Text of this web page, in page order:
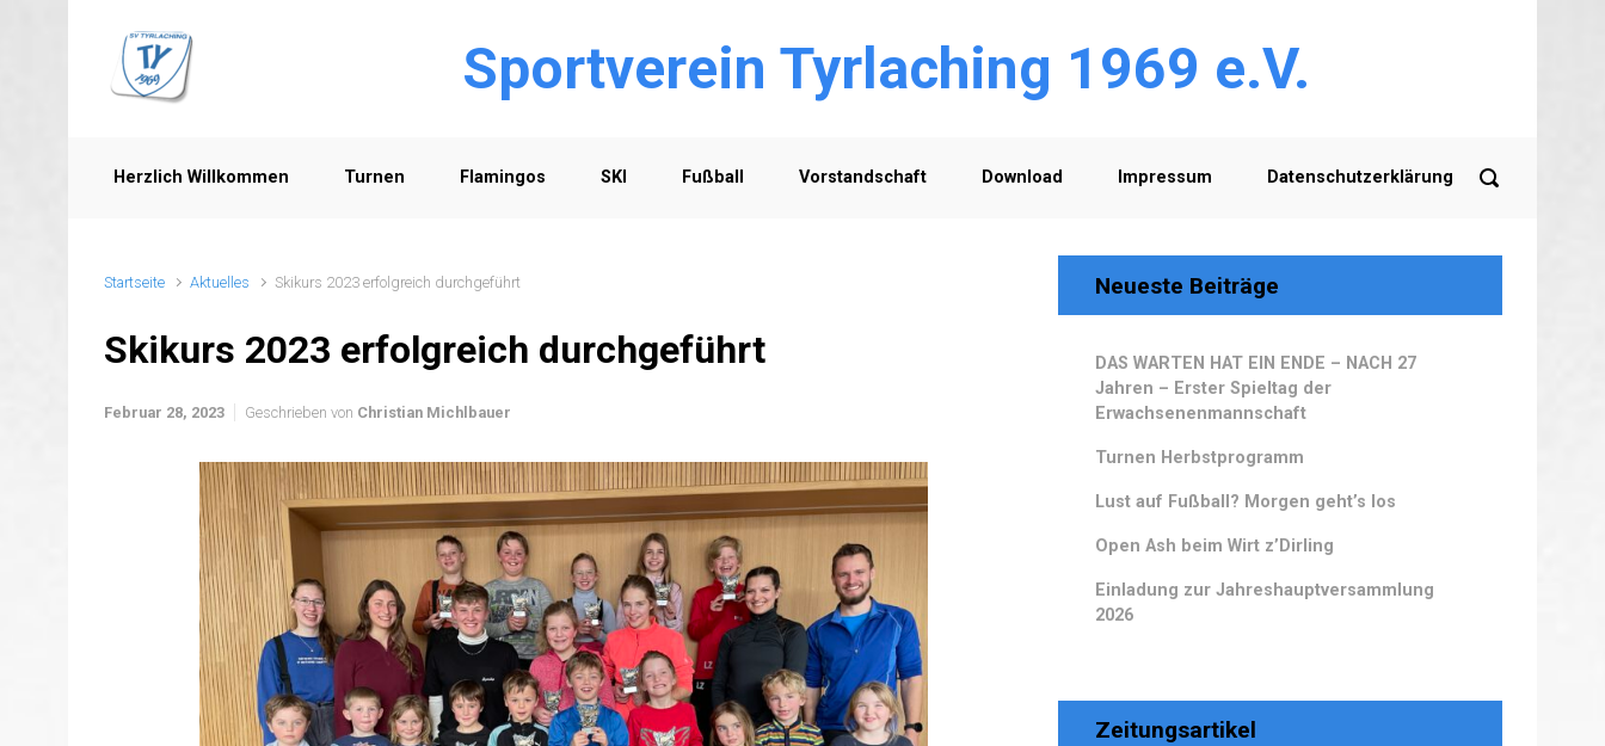
Zum Hauptinhalt springen
Sportverein Tyrlaching 1969 e.V.
Herzlich Willkommen Turnen Flamingos SKI Fußball Vorstandschaft Download Impressum Datenschutzerklärung
Startseite Aktuelles Skikurs 2023 erfolgreich durchgeführt
Skikurs 2023 erfolgreich durchgeführt
Februar 28, 2023 Geschrieben von Christian Michlbauer
Neueste Beiträge
DAS WARTEN HAT EIN ENDE – NACH 27
Jahren – Erster Spieltag der
Erwachsenenmannschaft
Turnen Herbstprogramm
Lust auf Fußball? Morgen geht’s los
Open Ash beim Wirt z’Dirling
Einladung zur Jahreshauptversammlung
2026
Zeitungsartikel